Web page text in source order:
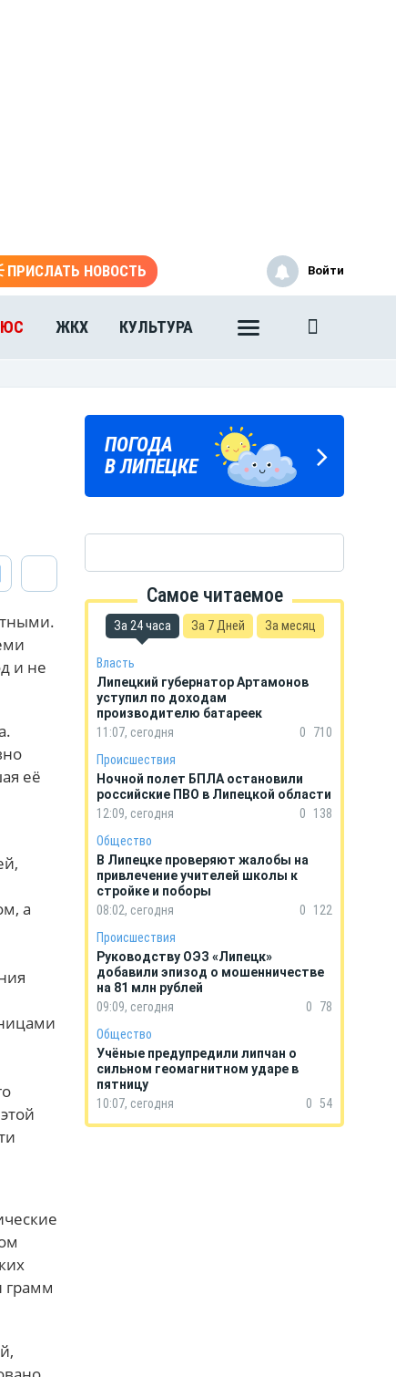
ПРИСЛАТЬ НОВОСТЬ
ЖКХ КУЛЬТУРА
Войти
и не
её
а
грамм
ПОГОДА
В ЛИПЕЦКЕ
ГОРОСКОП
НА КАЖДЫЙ ДЕНЬ
ЛИПЕЦКИЕ
РЕАЛИИ
Новости Липецка и области
Самое читаемое
За 24 часа За 7 Дней За месяц
Власть
Липецкий губернатор Артамонов
уступил по доходам
производителю батареек
11:07, сегодня
0
710
Происшествия
Ночной полет БПЛА остановили
российские ПВО в Липецкой области
12:09, сегодня
0
138
Общество
В Липецке проверяют жалобы на
привлечение учителей школы к
стройке и поборы
08:02, сегодня
0
122
Происшествия
Руководству ОЭЗ «Липецк»
добавили эпизод о мошенничестве
на 81 млн рублей
09:09, сегодня
0
78
Общество
Учёные предупредили липчан о
сильном геомагнитном ударе в
пятницу
10:07, сегодня
0 54